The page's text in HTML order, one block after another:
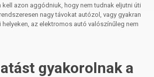
kell azon aggódniuk, hogy nem tudnak eljutni úti
nagy távokat autózol, vagy gyakran
az elektromos autó valószínűleg nem
gyakorolnak a